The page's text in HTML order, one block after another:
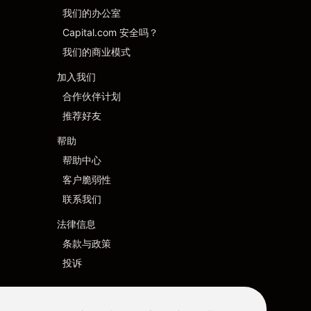
我们的办公室
Capital.com 安全吗？
我们的商业模式
加入我们
合作伙伴计划
推荐好友
帮助
帮助中心
客户脆弱性
联系我们
法律信息
条款与政策
投诉